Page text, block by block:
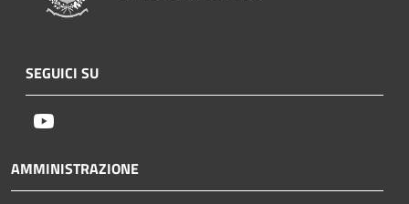
SEGUICI SU
AMMINISTRAZIONE